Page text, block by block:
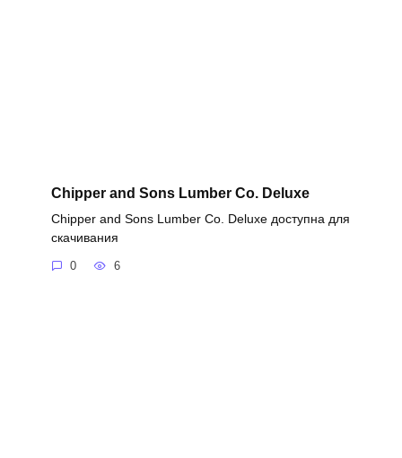
Chipper and Sons Lumber Co. Deluxe
Chipper and Sons Lumber Co. Deluxe доступна для
скачивания
0 6